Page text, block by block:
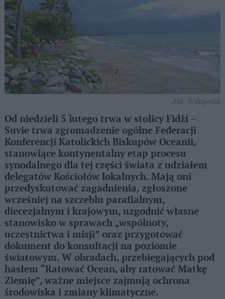
Fot. Wikipedia
Od niedzieli 5 lutego trwa w stolicy Fidżi –
Suvie trwa zgromadzenie ogólne Federacji
Konferencji Katolickich Biskupów Oceanii,
stanowiące kontynentalny etap procesu
synodalnego dla tej części świata z udziałem
delegatów Kościołów lokalnych. Mają oni
przedyskutować zagadnienia, zgłoszone
wcześniej na szczeblu parafialnym,
diecezjalnym i krajowym, uzgodnić własne
stanowisko w sprawach „wspólnoty,
uczestnictwa i misji” oraz przygotować
dokument do konsultacji na poziomie
światowym. W obradach, przebiegających pod
hasłem “Ratować Ocean, aby ratować Matkę
Ziemię”, ważne miejsce zajmują ochrona
środowiska i zmiany klimatyczne.